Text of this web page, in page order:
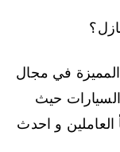
في مجال
السيارات حيث
العاملين و احدث